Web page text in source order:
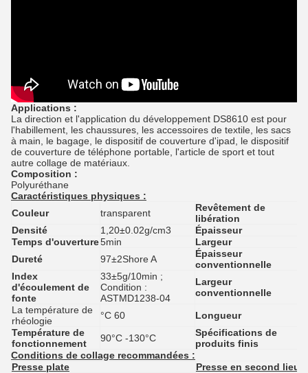
Applications :
La direction et l'application du développement DS8610 est pour
l'habillement, les chaussures, les accessoires de textile, les sacs
à main, le bagage, le dispositif de couverture d'ipad, le dispositif
de couverture de téléphone portable, l'article de sport et tout
autre collage de matériaux.
Composition :
Polyuréthane
Caractéristiques physiques :
Couleur
transparent
Revêtement de
libération
Densité
1,20±0.02g/cm3 Épaisseur
Temps d'ouverture5min Largeur
Dureté
97±2Shore A
Épaisseur
conventionnelle
Index
d'écoulement de
fonte
33±5g/10min ;
Condition :
ASTMD1238-04
Largeur
conventionnelle
La température de
rhéologie
°C 60 Longueur
Température de
fonctionnement
90°C -130°C
Spécifications de
produits finis
Conditions de collage recommandées :
Presse plate
Presse en second lieu